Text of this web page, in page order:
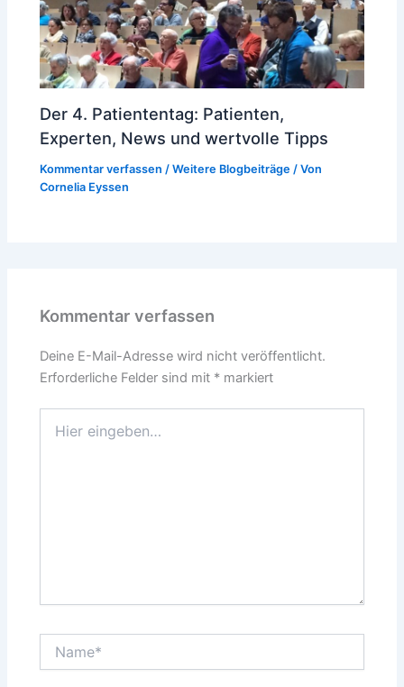
Der 4. Patiententag: Patienten,
Experten, News und wertvolle Tipps
Kommentar verfassen /Weitere Blogbeiträge / Von
Cornelia Eyssen
Kommentar verfassen
Deine E-Mail-Adresse wird nicht veröffentlicht.
Erforderliche Felder sind mit * markiert
eingeben…